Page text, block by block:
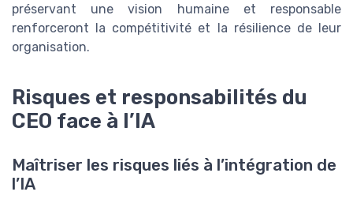
préservant une vision humaine et responsable
renforceront la compétitivité et la résilience de leur
organisation.
Risques et responsabilités du
CEO face à l’IA
Maîtriser les risques liés à l’intégration de
l’IA